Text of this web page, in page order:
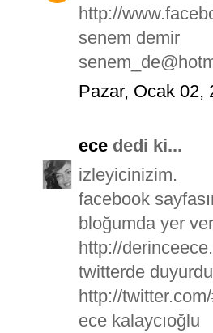
http://
senem demir
Pazar, Ocak 02,
ece dedi ki...
izleyicinizim.
facebook
bloğumda yer
http://
twitterde
http://
ece kalaycıoğlu